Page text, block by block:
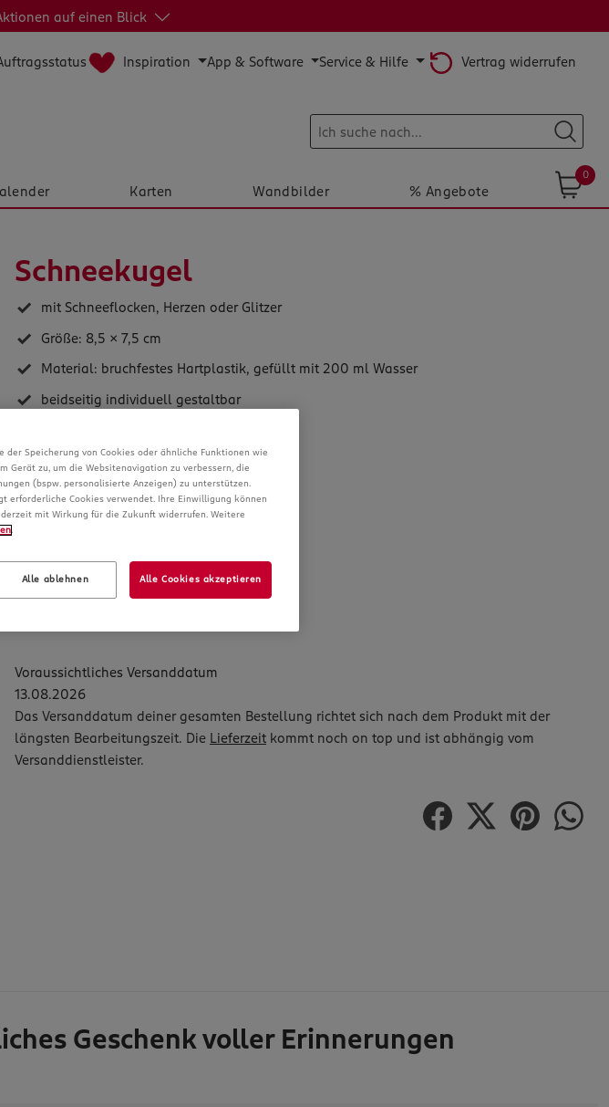
auf einen Blick
Inspiration App & Software Service & Hilfe Vertrag widerrufen
Karten Wandbilder % Angebote
0
Schneekugel
mit Schneeflocken, Herzen oder Glitzer
Größe: 8,5 x 7,5 cm
Material: bruchfestes Hartplastik, gefüllt mit 200 ml Wasser
beidseitig individuell gestaltbar
Mehr erfahren
ab7.
99
€ *
Jetzt konfigurieren
Voraussichtliches Versanddatum
13.08.2026
Das Versanddatum deiner gesamten Bestellung richtet sich nach dem Produkt mit der
längsten Bearbeitungszeit. Die Lieferzeit kommt noch on top und ist abhängig vom
Versanddienstleister.
Geschenk voller Erinnerungen
der Speicherung von Cookies oder ähnliche Funktionen wie
Gerät zu, um die Websitenavigation zu verbessern, die
(bspw. personalisierte Anzeigen) zu unterstützen.
erforderliche Cookies verwendet. Ihre Einwilligung können
mit Wirkung für die Zukunft widerrufen. Weitere
.
Alle ablehnen Alle Cookies akzeptieren